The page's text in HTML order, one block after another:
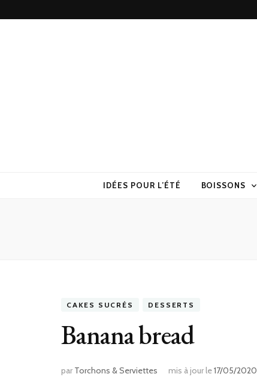
IDÉES POUR L’ÉTÉ BOISSONS
CAKES SUCRÉS DESSERTS
Banana bread
par Torchons & Serviettes mis à jour le17/05/2020